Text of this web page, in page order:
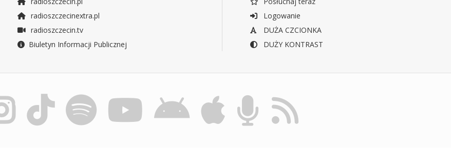
radioszczecinextra.pl
radioszczecin.tv
Biuletyn Informacji Publicznej
Logowanie
DUŻA CZCIONKA
DUŻY KONTRAST